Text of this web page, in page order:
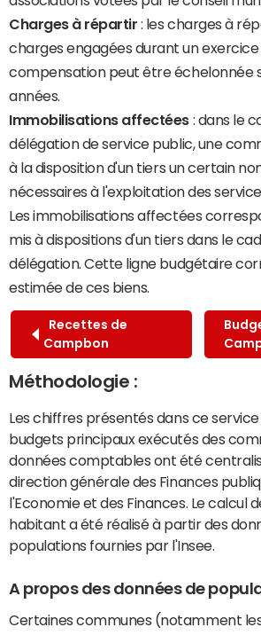
Charges à répartir : les charges à
charges engagées durant un
compensation peut être échelonnée
années.
Immobilisations affectées : dans le
délégation de service public, une
à la disposition d'un tiers un certain
nécessaires à l'exploitation des
Les immobilisations affectées
mis à dispositions d'un tiers dans le
délégation. Cette ligne budgétaire
estimée de ces biens.
Recettes de
Campbon
Méthodologie :
Les chiffres présentés dans ce
budgets principaux exécutés des
données comptables ont été
direction générale des Finances
l'Economie et des Finances. Le calcul
habitant a été réalisé à partir des
populations fournies par l'Insee.
A propos des données de
Certaines communes (notamment